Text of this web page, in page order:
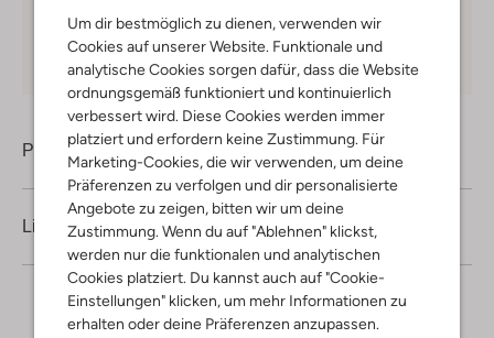
Um dir bestmöglich zu dienen, verwenden wir
Cookies auf unserer Website. Funktionale und
analytische Cookies sorgen dafür, dass die Website
ordnungsgemäß funktioniert und kontinuierlich
verbessert wird. Diese Cookies werden immer
platziert und erfordern keine Zustimmung. Für
Marketing-Cookies, die wir verwenden, um deine
Präferenzen zu verfolgen und dir personalisierte
Angebote zu zeigen, bitten wir um deine
Zustimmung. Wenn du auf "Ablehnen" klickst,
werden nur die funktionalen und analytischen
Cookies platziert. Du kannst auch auf "Cookie-
Einstellungen" klicken, um mehr Informationen zu
erhalten oder deine Präferenzen anzupassen.
Kauf auf Rechnung 30 TagenRückgaberecht
Produktinformation
Lieferung & Rückgabe